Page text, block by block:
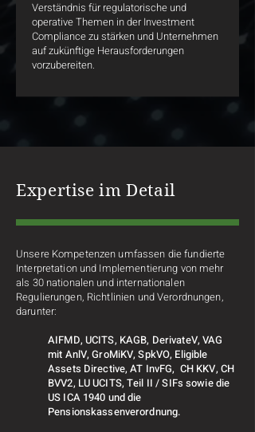
Verständnis für regulatorische und
operative Themen in der Investment
Compliance zu stärken und Unternehmen
auf zukünftige Herausforderungen
vorzubereiten.
Expertise im Detail
Unsere Kompetenzen umfassen die fundierte
Interpretation und Implementierung von mehr
als 30 nationalen und internationalen
Regulierungen, Richtlinien und Verordnungen,
darunter:
AIFMD, UCITS, KAGB, DerivateV, VAG
mit AnlV, GroMiKV, SpkVO, Eligible
Assets Directive, AT InvFG, CH KKV, CH
BVV2, LU UCITS, Teil II / SIFs sowie die
US ICA 1940 und die
Pensionskassenverordnung.